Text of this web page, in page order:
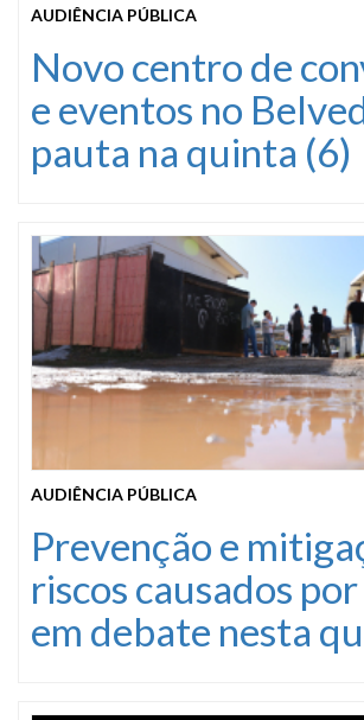
AUDIÊNCIA PÚBLICA
Novo centro de
e eventos no
pauta na quinta (6)
AUDIÊNCIA PÚBLICA
Prevenção e
riscos causados
em debate nesta